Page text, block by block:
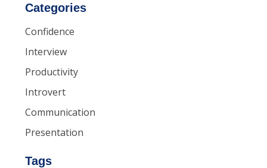
Categories
Confidence
Interview
Productivity
Introvert
Communication
Presentation
Tags